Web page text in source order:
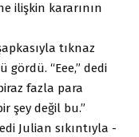
ilişkin kararının
tıknaz
“Eee,” dedi
fazla para
şey değil bu.”
Julian sıkıntıyla -